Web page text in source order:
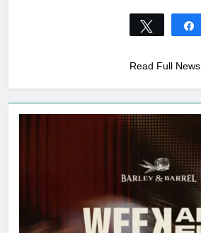
Tweet
Read Full News